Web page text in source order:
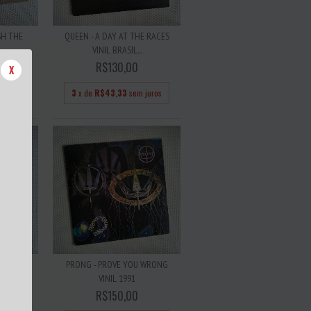
X
THE
QUEEN - A DAY AT THE RACES
VINIL BRASIL...
R$130,00
3 x de R$43,33 sem juros
SONG
PRONG - PROVE YOU WRONG
VINIL 1991
R$150,00